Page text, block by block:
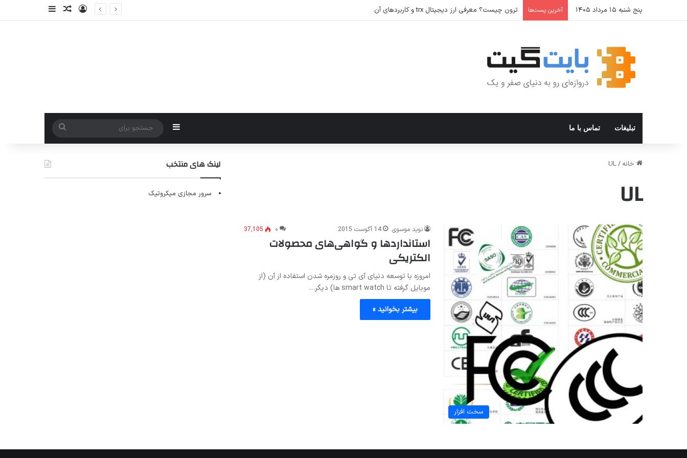
پنج شنبه ۱۵ مرداد ۱۴۰۵ آخرین پست‌ها ترون چیست؟ معرفی ارز دیجیتال trx و کاربردهای آن ورودنوشته تصادفی
سایدبار
تبلیغات تماس با ما سایدبار
جستجو
برای
خانه /
UL
UL
سخت افزار
نوید موسوی 14 آگوست 2015 ۰ 37,105
استانداردها و گواهی‌های محصولات
الکتریکی
امروزه با توسعه دنیای آی تی و روزمره شدن استفاده از آن (از
موبایل گرفته تا smart watch ها) دیگر…
بیشتر بخوانید »
لینک های منتخب
سرور مجازی میکروتیک